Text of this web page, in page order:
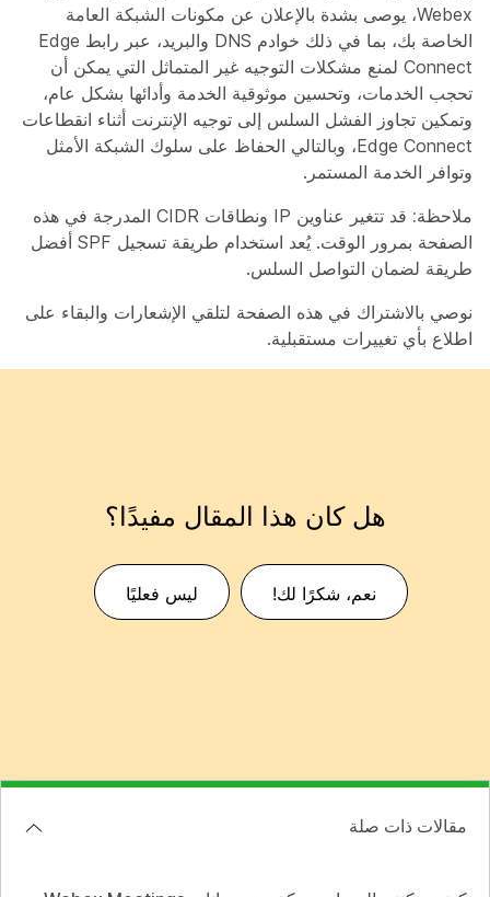
Webex، يوصى بشدة بالإعلان عن مكونات الشبكة العامة
الخاصة بك، بما في ذلك خوادم DNS والبريد، عبر رابط Edge
Connect لمنع مشكلات التوجيه غير المتماثل التي يمكن أن
تحجب الخدمات، وتحسين موثوقية الخدمة وأدائها بشكل عام،
وتمكين تجاوز الفشل السلس إلى توجيه الإنترنت أثناء انقطاعات
Edge Connect، وبالتالي الحفاظ على سلوك الشبكة الأمثل
وتوافر الخدمة المستمر.
ملاحظة:
قد تتغير عناوين IP ونطاقات CIDR المدرجة في هذه
الصفحة بمرور الوقت. يُعد استخدام طريقة تسجيل SPF أفضل
طريقة لضمان التواصل السلس.
نوصي بالاشتراك في هذه الصفحة لتلقي الإشعارات والبقاء على
اطلاع بأي تغييرات مستقبلية.
هل كان هذا المقال مفيدًا؟
نعم، شكرًا لك! ليس فعليًا
مقالات ذات صلة